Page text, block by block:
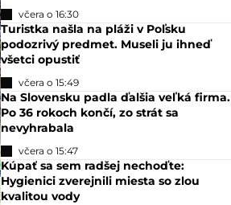
včera o 16:30
Turistka našla na pláži v Poľsku
podozrivý predmet. Museli ju ihneď
všetci opustiť
včera o 15:49
Na Slovensku padla ďalšia veľká firma.
Po 36 rokoch končí, zo strát sa
nevyhrabala
včera o 15:47
Kúpať sa sem radšej nechoďte:
Hygienici zverejnili miesta so zlou
kvalitou vody